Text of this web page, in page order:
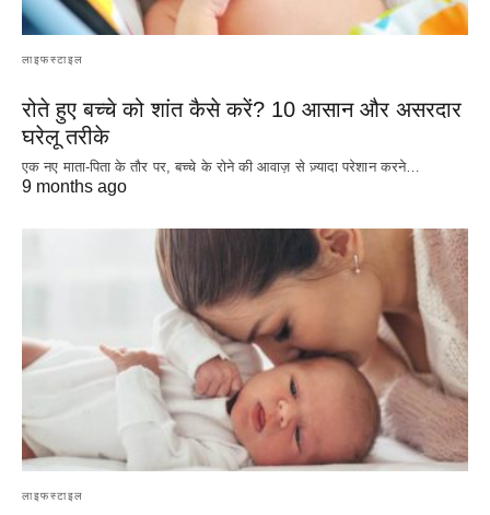
लाइफस्टाइल
रोते हुए बच्चे को शांत कैसे करें? 10 आसान और असरदार
घरेलू तरीके
एक नए माता-पिता के तौर पर, बच्चे के रोने की आवाज़ से ज़्यादा परेशान करने…
9 months ago
लाइफस्टाइल